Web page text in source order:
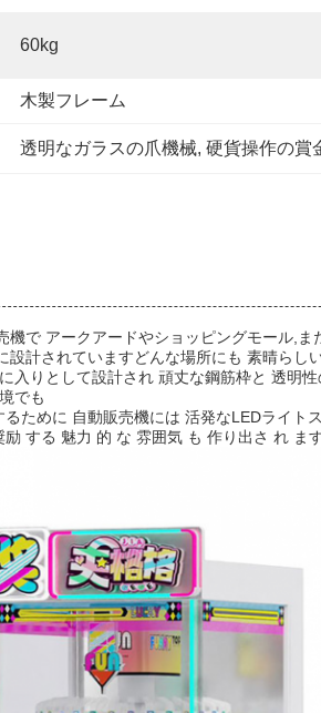
60kg
木製フレーム
透明なガラスの爪機械, 硬貨操作の賞
機で アークアードやショッピングモール,
設計されていますどんな場所にも 素晴らし
入りとして設計され 頑丈な鋼筋枠と 透明
でも
ために 自動販売機には 活発なLEDライ
する 魅力 的 な 雰囲気 も 作り出さ れ ま